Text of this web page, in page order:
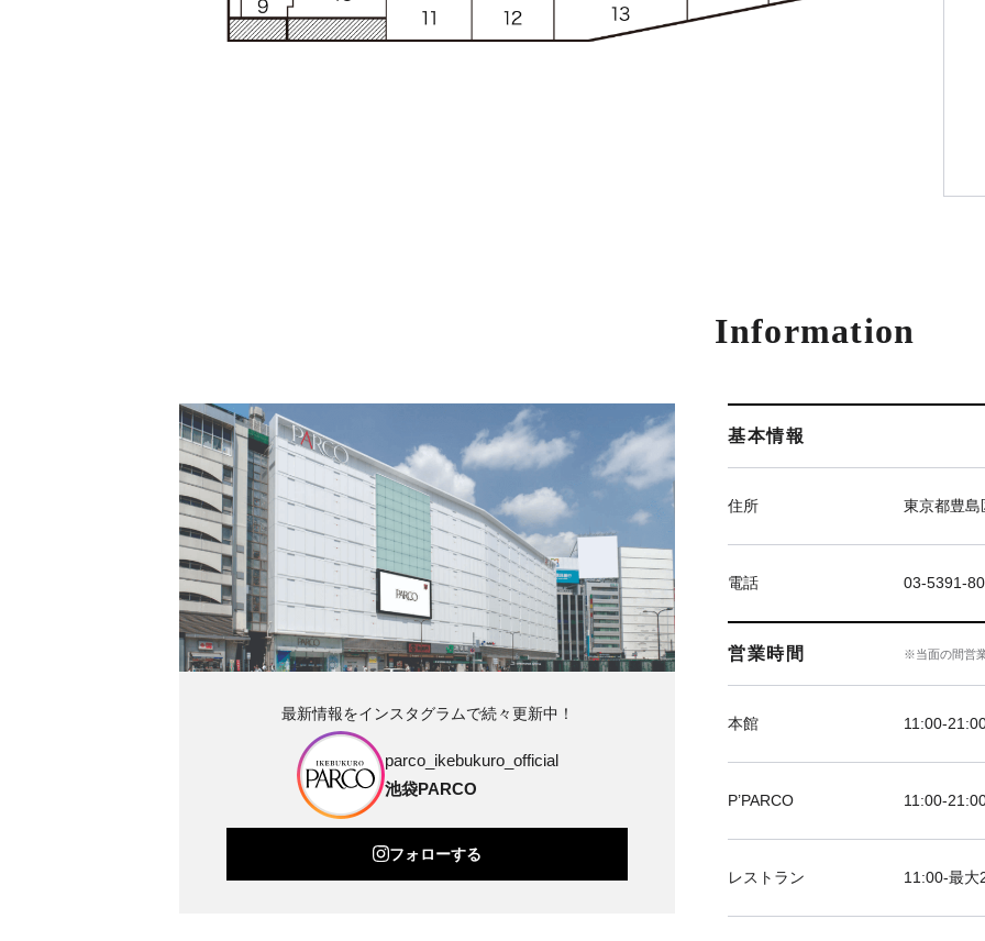
Information
基本情報
住所 東京都豊
電話 03-5391-
営業時間 ※当面の間営
本館 11:00-
P’PARCO 11:00-
レストラン 11:00-最大
最新情報をインスタグラムで続々更新中！
parco_ikebukuro_official
池袋PARCO
フォローする